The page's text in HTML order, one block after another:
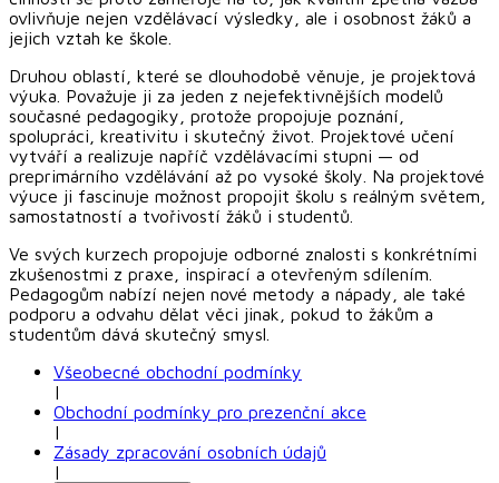
ovlivňuje nejen vzdělávací výsledky, ale i osobnost žáků a
jejich vztah ke škole.
Druhou oblastí, které se dlouhodobě věnuje, je projektová
výuka. Považuje ji za jeden z nejefektivnějších modelů
současné pedagogiky, protože propojuje poznání,
spolupráci, kreativitu i skutečný život. Projektové učení
vytváří a realizuje napříč vzdělávacími stupni — od
preprimárního vzdělávání až po vysoké školy. Na projektové
výuce ji fascinuje možnost propojit školu s reálným světem,
samostatností a tvořivostí žáků i studentů.
Ve svých kurzech propojuje odborné znalosti s konkrétními
zkušenostmi z praxe, inspirací a otevřeným sdílením.
Pedagogům nabízí nejen nové metody a nápady, ale také
podporu a odvahu dělat věci jinak, pokud to žákům a
studentům dává skutečný smysl.
Všeobecné obchodní podmínky
|
Obchodní podmínky pro prezenční akce
|
Zásady zpracování osobních údajů
|